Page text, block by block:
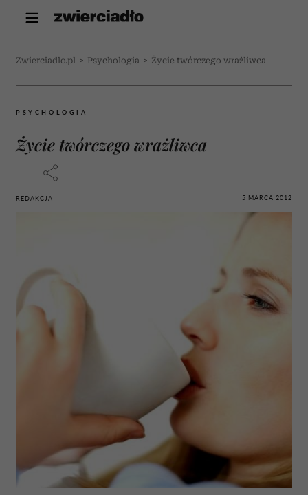
Zwierciadlo.pl > Psychologia > Życie twórczego wrażliwca
PSYCHOLOGIA
Życie twórczego wrażliwca
REDAKCJA 5 MARCA 2012